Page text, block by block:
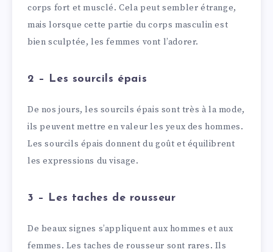
corps fort et musclé. Cela peut sembler étrange,
mais lorsque cette partie du corps masculin est
bien sculptée, les femmes vont l’adorer.
2 – Les sourcils épais
De nos jours, les sourcils épais sont très à la mode,
ils peuvent mettre en valeur les yeux des hommes.
Les sourcils épais donnent du goût et équilibrent
les expressions du visage.
3 – Les taches de rousseur
De beaux signes s’appliquent aux hommes et aux
femmes. Les taches de rousseur sont rares. Ils